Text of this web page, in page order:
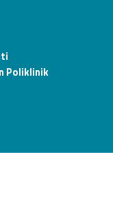
Poliklinik